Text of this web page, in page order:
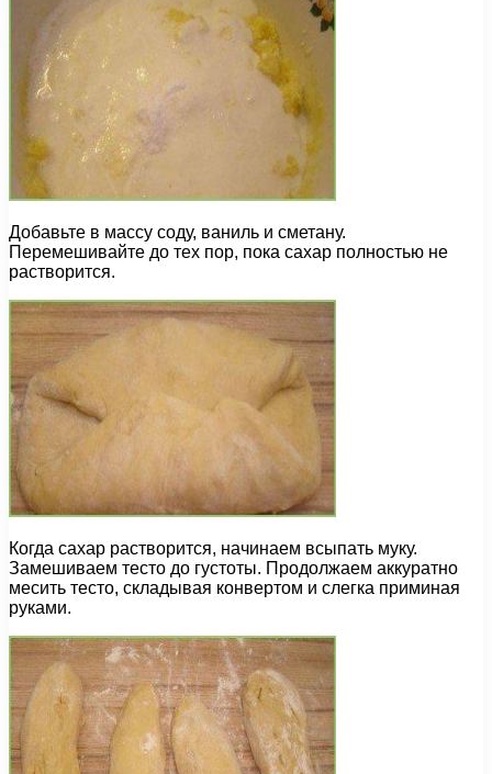
Добавьте в массу соду, ваниль и сметану.
Перемешивайте до тех пор, пока сахар полностью не
растворится.
Когда сахар растворится, начинаем всыпать муку.
Замешиваем тесто до густоты. Продолжаем аккуратно
месить тесто, складывая конвертом и слегка приминая
руками.